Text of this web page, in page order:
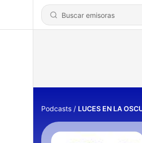
Podcasts LUCES EN LA